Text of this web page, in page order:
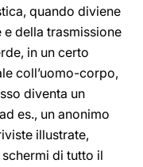
quando diviene
della trasmissione
in un certo
coll’uomo-corpo,
diventa un
es., un anonimo
illustrate,
di tutto il